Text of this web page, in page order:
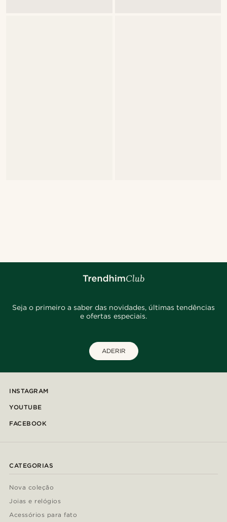
Seja o primeiro a saber das novidades, últimas tendências
e ofertas especiais.
ADERIR
INSTAGRAM
YOUTUBE
FACEBOOK
CATEGORIAS
Nova coleção
Joias e relógios
Acessórios para fato